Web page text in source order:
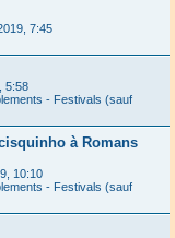
7:45
5:58
- Festivals (sauf
à Romans
10:10
- Festivals (sauf